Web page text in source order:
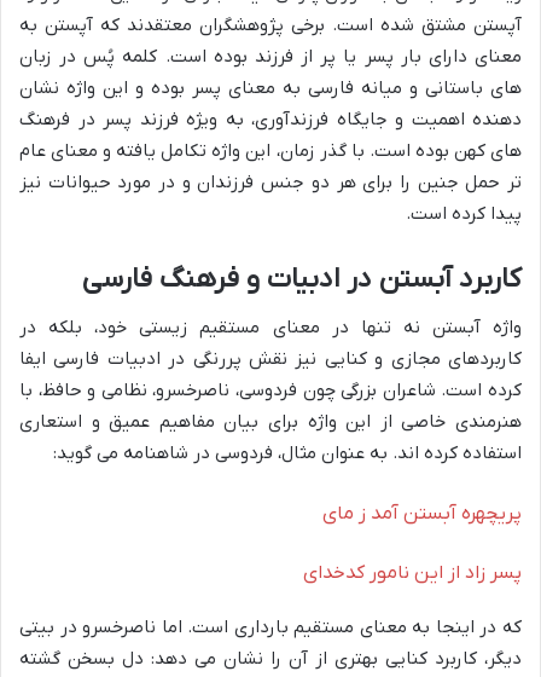
آپستن مشتق شده است. برخی پژوهشگران معتقدند که آپستن به
معنای دارای بار پسر یا پر از فرزند بوده است. کلمه پُس در زبان
های باستانی و میانه فارسی به معنای پسر بوده و این واژه نشان
دهنده اهمیت و جایگاه فرزندآوری، به ویژه فرزند پسر در فرهنگ
های کهن بوده است. با گذر زمان، این واژه تکامل یافته و معنای عام
تر حمل جنین را برای هر دو جنس فرزندان و در مورد حیوانات نیز
پیدا کرده است.
کاربرد آبستن در ادبیات و فرهنگ فارسی
واژه آبستن نه تنها در معنای مستقیم زیستی خود، بلکه در
کاربردهای مجازی و کنایی نیز نقش پررنگی در ادبیات فارسی ایفا
کرده است. شاعران بزرگی چون فردوسی، ناصرخسرو، نظامی و حافظ، با
هنرمندی خاصی از این واژه برای بیان مفاهیم عمیق و استعاری
استفاده کرده اند. به عنوان مثال، فردوسی در شاهنامه می گوید:
پریچهره آبستن آمد ز مای
پسر زاد از این نامور کدخدای
که در اینجا به معنای مستقیم بارداری است. اما ناصرخسرو در بیتی
دیگر، کاربرد کنایی بهتری از آن را نشان می دهد: دل بسخن گشته